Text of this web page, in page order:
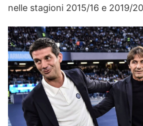
nelle stagioni 2015/16 e 2019/